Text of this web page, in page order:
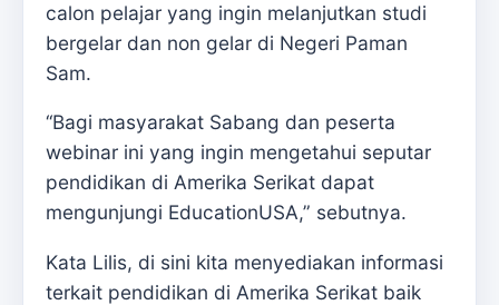
calon pelajar yang ingin melanjutkan studi
bergelar dan non gelar di Negeri Paman
Sam.
‘‘Bagi masyarakat Sabang dan peserta
webinar ini yang ingin mengetahui seputar
pendidikan di Amerika Serikat dapat
mengunjungi EducationUSA,” sebutnya.
Kata Lilis, di sini kita menyediakan informasi
terkait pendidikan di Amerika Serikat baik